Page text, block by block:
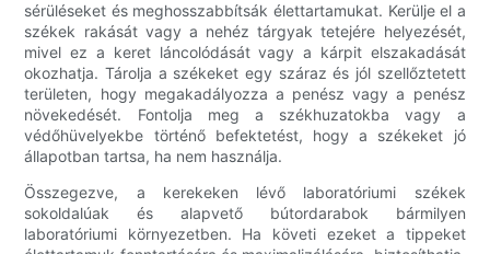
sérüléseket és meghosszabbítsák élettartamukat. Kerülje el a
székek rakását vagy a nehéz tárgyak tetejére helyezését,
mivel ez a keret láncolódását vagy a kárpit elszakadását
okozhatja. Tárolja a székeket egy száraz és jól szellőztetett
területen, hogy megakadályozza a penész vagy a penész
növekedését. Fontolja meg a székhuzatokba vagy a
védőhüvelyekbe történő befektetést, hogy a székeket jó
állapotban tartsa, ha nem használja.
Összegezve, a kerekeken lévő laboratóriumi székek
sokoldalúak és alapvető bútordarabok bármilyen
laboratóriumi környezetben. Ha követi ezeket a tippeket